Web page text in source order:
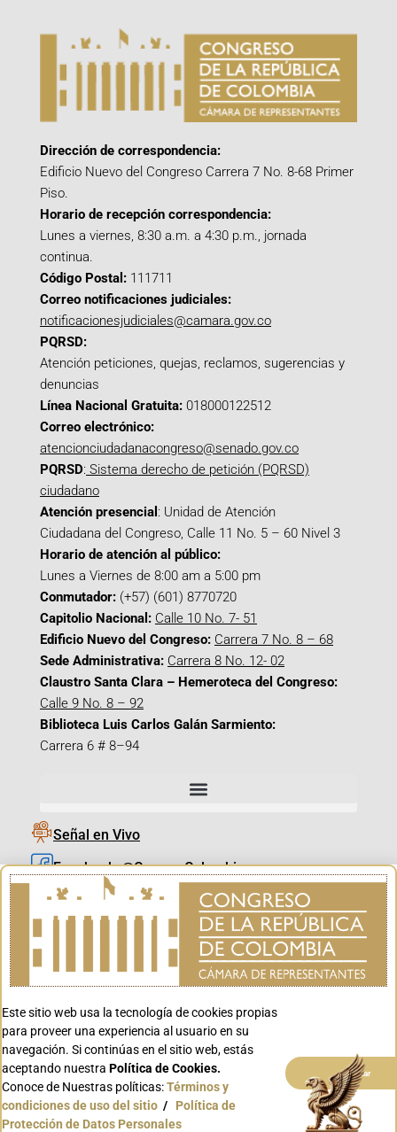
Dirección de correspondencia:
Edificio Nuevo del Congreso Carrera 7 No. 8-68 Primer
Piso.
Horario de recepción correspondencia:
Lunes a viernes, 8:30 a.m. a 4:30 p.m., jornada
continua.
Código Postal: 111711
Correo notificaciones judiciales:
notificacionesjudiciales@camara.gov.co
PQRSD:
Atención peticiones, quejas, reclamos, sugerencias y
denuncias
Línea Nacional Gratuita: 018000122512
Correo electrónico:
atencionciudadanacongreso@senado.gov.co
PQRSD: Sistema derecho de petición (PQRSD)
ciudadano
Atención presencial : Unidad de Atención
Ciudadana del Congreso, Calle 11 No. 5 – 60 Nivel 3
Horario de atención al público:
Lunes a Viernes de 8:00 am a 5:00 pm
Conmutador: (+57) (601) 8770720
Capitolio Nacional: Calle 10 No. 7- 51
Edificio Nuevo del Congreso: Carrera 7 No. 8 – 68
Sede Administrativa: Carrera 8 No. 12- 02
Claustro Santa Clara – Hemeroteca del Congreso:
Calle 9 No. 8 – 92
Biblioteca Luis Carlos Galán Sarmiento:
Carrera 6 # 8–94
Señal en Vivo
Facebook_@CamaraColombia
Instagram_@CamaraColombia
X_@CamaraColombia
Youtube_@CamaraColombia
Youtube_@CanalCongreso
Conoce GOV.CO
Este sitio web usa la tecnología de cookies propias
para proveer una experiencia al usuario en su
navegación. Si continúas en el sitio web, estás
aceptando nuestra Política de Cookies.
Conoce de Nuestras políticas:Términos y
condiciones de uso del sitio / Política de
Protección de Datos Personales
Aceptar